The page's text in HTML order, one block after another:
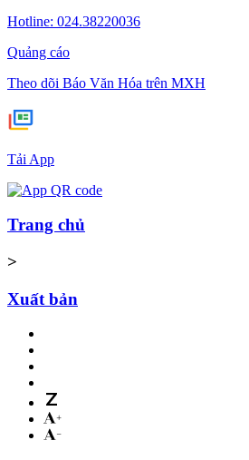
Hotline: 024.38220036
Quảng cáo
Theo dõi Báo Văn Hóa trên MXH
Tải App
Trang chủ
>
Xuất bản